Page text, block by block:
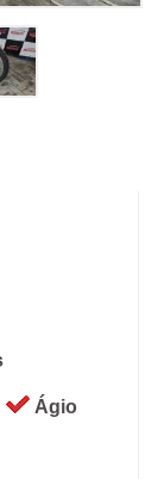
Ágio